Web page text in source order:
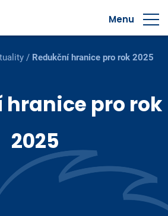
Menu
/ Redukční hranice pro rok 2025
hranice pro rok
2025